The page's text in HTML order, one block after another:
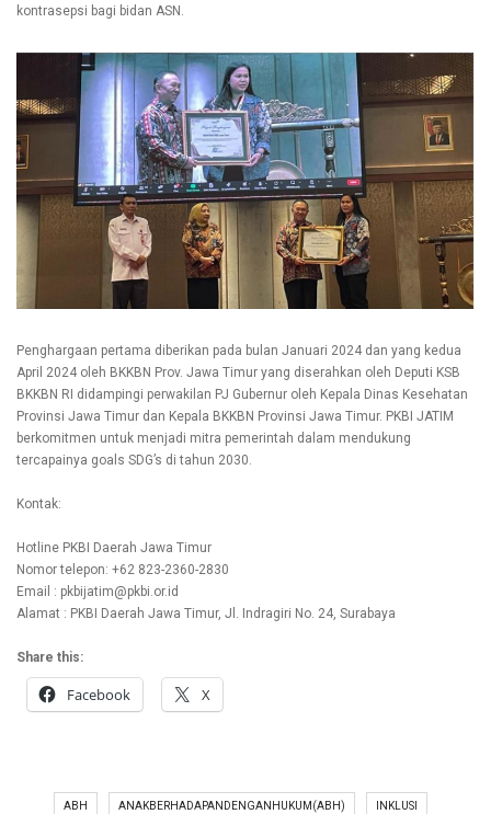
kontrasepsi bagi bidan ASN.
Penghargaan pertama diberikan pada bulan Januari 2024 dan yang kedua
April 2024 oleh BKKBN Prov. Jawa Timur yang diserahkan oleh Deputi KSB
BKKBN RI didampingi perwakilan PJ Gubernur oleh Kepala Dinas Kesehatan
Provinsi Jawa Timur dan Kepala BKKBN Provinsi Jawa Timur. PKBI JATIM
berkomitmen untuk menjadi mitra pemerintah dalam mendukung
tercapainya goals SDG’s di tahun 2030.
Kontak:
Hotline PKBI Daerah Jawa Timur
Nomor telepon: +62 823-2360-2830
Email : pkbijatim@pkbi.or.id
Alamat : PKBI Daerah Jawa Timur, Jl. Indragiri No. 24, Surabaya
Share this:
Facebook X
ABH ANAKBERHADAPANDENGANHUKUM(ABH) INKLUSI